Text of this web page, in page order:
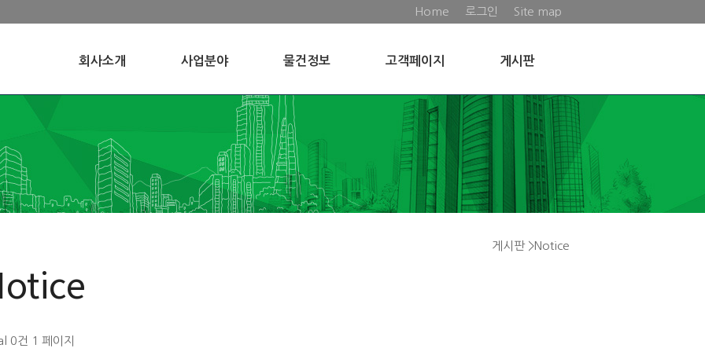
Site map
로그인
Home
회사소개 사업분야 물건정보 고객페이지 게시판
게시판 >Notice
0건 1 페이지